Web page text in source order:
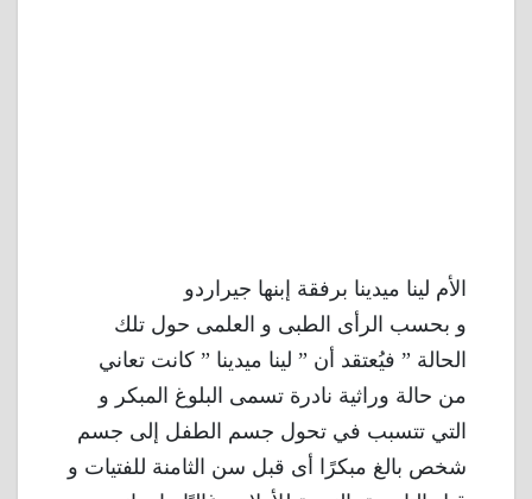
الأم لينا ميدينا برفقة إبنها جيراردو
و بحسب الرأى الطبى و العلمى حول تلك
الحالة ” فيُعتقد أن ” لينا ميدينا ” كانت تعاني
من حالة وراثية نادرة تسمى البلوغ المبكر و
التي تتسبب في تحول جسم الطفل إلى جسم
شخص بالغ مبكرًا أى قبل سن الثامنة للفتيات و